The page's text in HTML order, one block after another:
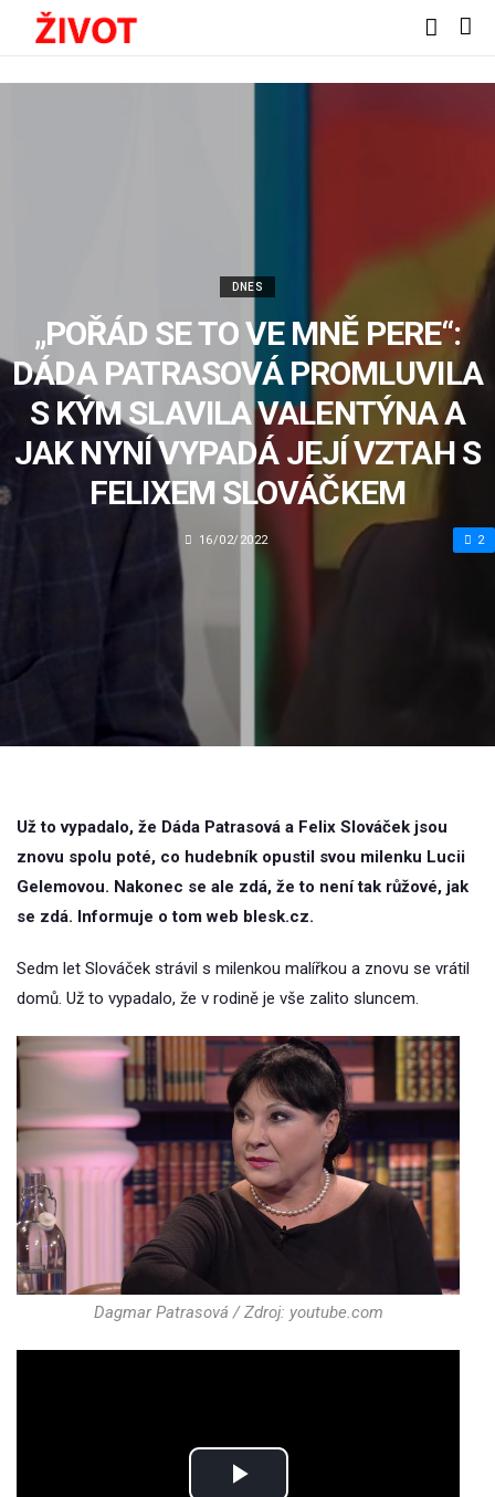
DNES
„POŘÁD SE TO VE MNĚ PERE“:
DÁDA PATRASOVÁ PROMLUVILA
S KÝM SLAVILA VALENTÝNA A
JAK NYNÍ VYPADÁ JEJÍ VZTAH S
FELIXEM SLOVÁČKEM
16/02/2022 2
Už to vypadalo, že Dáda Patrasová a Felix Slováček jsou
znovu spolu poté, co hudebník opustil svou milenku Lucii
Gelemovou. Nakonec se ale zdá, že to není tak růžové, jak
se zdá. Informuje o tom web blesk.cz.
Sedm let Slováček strávil s milenkou malířkou a znovu se vrátil
domů. Už to vypadalo, že v rodině je vše zalito sluncem.
Dagmar Patrasová / Zdroj: youtube.com